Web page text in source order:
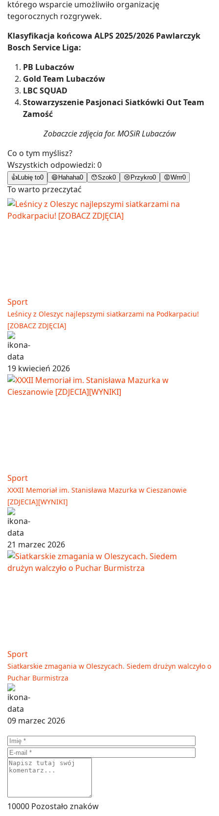
którego wsparcie umożliwiło organizację
tegorocznych rozgrywek.
Klasyfikacja końcowa ALPS 2025/2026 Pawlarczyk
Bosch Service Liga:
PB Lubaczów
Gold Team Lubaczów
LBC SQUAD
Stowarzyszenie Pasjonaci Siatkówki Out Team
Zamość
Zobaczcie zdjęcia for. MOSiR Lubaczów
Co o tym myślisz?
Wszystkich odpowiedzi: 0
👍 Lubię to0 😄 Hahaha0 😯Szok0 😢 Przykro0 😡Wrrr0
To warto przeczytać
Sport
Leśnicy z Oleszyc najlepszymi siatkarzami na Podkarpaciu!
[ZOBACZ ZDJĘCIA]
19 kwiecień 2026
Sport
XXXII Memoriał im. Stanisława Mazurka w Cieszanowie
[ZDJECIA][WYNIKI]
21 marzec 2026
Sport
Siatkarskie zmagania w Oleszycach. Siedem drużyn walczyło o
Puchar Burmistrza
09 marzec 2026
10000 Pozostało znaków